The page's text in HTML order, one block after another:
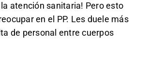
atención sanitaria! Pero esto
en el PP. Les duele más
de personal entre cuerpos